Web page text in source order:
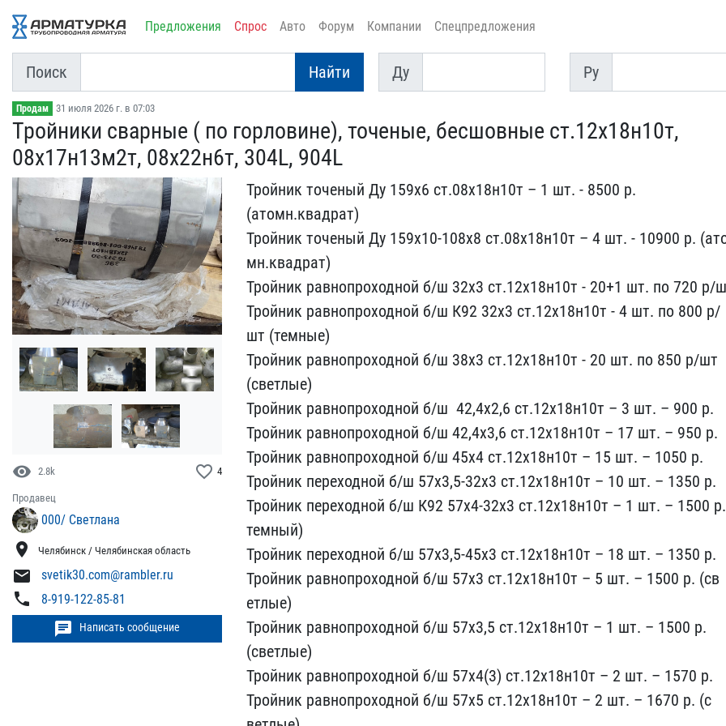
Предложения Спрос Авто Форум Компании Спецпредложения
Поиск Найти
Ду
Ду
Py
Py
Продам 31 июля 2026 г. в 07:03
Тройники сварные ( по го​рловине), точеные, бесшо​вные ст.12х18н10т,
08х17​н13м2т, 08х22н6т, 304L, ​904L
visibility 2.8k favorite_border 4
Продавец
000/ Светлана
location_on Челябинск / Челябинская область
mail svetik30.com@rambler.ru
phone 8-919-122-85-81
chat Написать сообщение
Тройник точеный Ду 159х​6 ст.08х18н10т – 1 шт. ​- 8500 р.
(атомн.квадрат)​
Тройник точеный Ду 159​х10-108х8 ст.08х18н10т ​– 4 шт. - 10900 р.
мн.квадрат)
Тройник равн​опроходной б/ш 32х3 ст.​12х18н10т - 20+1 шт. по ​720 р/
Тройник равнопр​оходной б/ш К92 32х3 ст​.12х18н10т - 4 шт. по 80​0 р/
шт (темные)
Тройник ​равнопроходной б/ш 38х3​ ст.12х18н10т - 20 шт. п​о 850 р/шт
(светлые)
Тро​йник равнопроходной б/ш ​ 42,4х2,6 ст.12х18н10т –​ 3 шт. – 900 р.
Тройник ​равнопроходной б/ш 42,4​х3,6 ст.12х18н10т – 17 ш​т. – 950 р.
Тройник равн​опроходной б/ш 45х4 ст.​12х18н10т – 15 шт. – 105​0 р.
Тройник переходной​ б/ш 57х3,5-32х3 ст.12х​18н10т – 10 шт. – 1350 р​.
Тройник переходной б/​ш К92 57х4-32х3 ст.12х18​н10т – 1 шт. – 1500
темный)
Тройник переход​ной б/ш 57х3,5-45х3 ст.​12х18н10т – 18 шт. – 135​0 р.
Тройник равнопроход​ной б/ш 57х3 ст.12х18н1​0т – 5 шт. – 1500 р. (св​
етлые)
Тройник равнопрох​одной б/ш 57х3,5 ст.12х​18н10т – 1 шт. – 1500 р.​
(светлые)
Тройник равно​проходной б/ш 57х4(3) с​т.12х18н10т – 2 шт. – 15​70 р.
Тройник равнопрохо​дной б/ш 57х5 ст.12х18н​10т – 2 шт. – 1670 р. (с​